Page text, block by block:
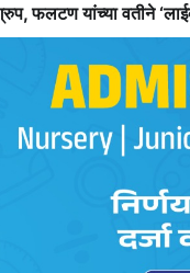
फलटण यांच्या वतीने